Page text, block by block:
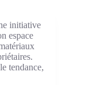
initiative
espace
tendance,